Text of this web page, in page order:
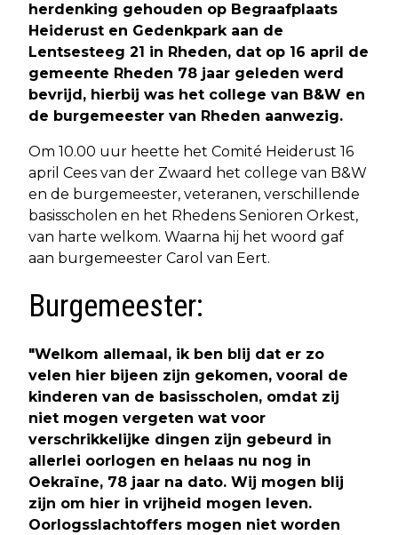
herdenking gehouden op Begraafplaats
Heiderust en Gedenkpark aan de
Lentsesteeg 21 in Rheden, dat op 16 april de
gemeente Rheden 78 jaar geleden werd
bevrijd, hierbij was het college van B&W en
de burgemeester van Rheden aanwezig.
Om 10.00 uur heette het Comité Heiderust 16
april Cees van der Zwaard het college van B&W
en de burgemeester, veteranen, verschillende
basisscholen en het Rhedens Senioren Orkest,
van harte welkom. Waarna hij het woord gaf
aan burgemeester Carol van Eert.
Burgemeester:
"Welkom allemaal, ik ben blij dat er zo
velen hier bijeen zijn gekomen, vooral de
kinderen van de basisscholen, omdat zij
niet mogen vergeten wat voor
verschrikkelijke dingen zijn gebeurd in
allerlei oorlogen en helaas nu nog in
Oekraïne, 78 jaar na dato. Wij mogen blij
zijn om hier in vrijheid mogen leven.
Oorlogsslachtoffers mogen niet worden